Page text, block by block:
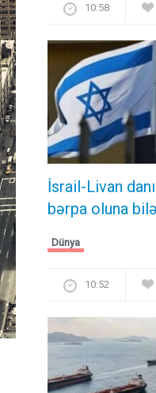
10:58
İsrail-Livan
bərpa oluna
Dünya
10:52